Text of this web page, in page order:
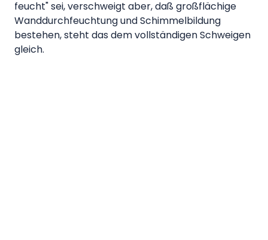
feucht" sei, verschweigt aber, daß großflächige
Wanddurchfeuchtung und Schimmelbildung
bestehen, steht das dem vollständigen Schweigen
gleich.